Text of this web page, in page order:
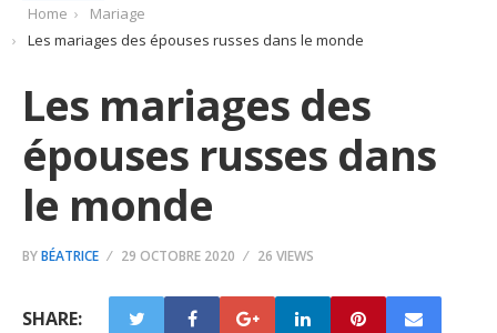
Home
Mariage
Les mariages des épouses russes dans le monde
Les mariages des
épouses russes dans
le monde
BYBÉATRICE 29 OCTOBRE 2020 26 VIEWS
SHARE: